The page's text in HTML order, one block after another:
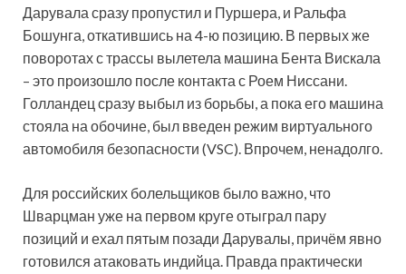
Дарувала сразу пропустил и Пуршера, и Ральфа
Бошунга, откатившись на 4-ю позицию. В первых же
поворотах с трассы вылетела машина Бента Вискала
– это произошло после контакта с Роем Ниссани.
Голландец сразу выбыл из борьбы, а пока его машина
стояла на обочине, был введен режим виртуального
автомобиля безопасности (VSC). Впрочем, ненадолго.
Для российских болельщиков было важно, что
Шварцман уже на первом круге отыграл пару
позиций и ехал пятым позади Дарувалы, причём явно
готовился атаковать индийца. Правда практически